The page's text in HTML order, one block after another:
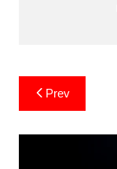
Post
navigation
Prev